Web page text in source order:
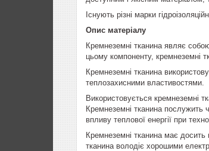
Існують різні марки
Опис матеріалу
Кремнеземні тканина являє
цьому компоненту, кремнеземні
Кремнеземні тканина
теплозахисними властивостями.
Використовується кремнеземні
Кремнеземні тканина
впливу теплової енергії при
Кремнеземні тканина має досить
тканина володіє хорошими